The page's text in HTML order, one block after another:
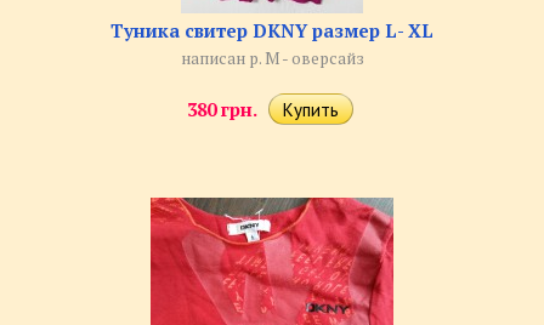
Туника свитер DKNY размер L- XL
написан р. М - оверсайз
380 грн.